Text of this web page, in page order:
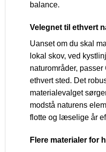
balance.
Velegnet til ethvert
Uanset om du skal
lokal skov, ved
naturområder,
ethvert sted. Det
materialevalget
modstå naturens
flotte og læselige år
Flere materialer for